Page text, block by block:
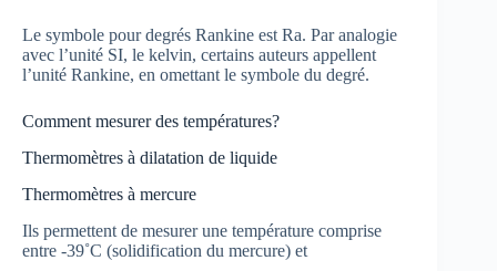
Le symbole pour degrés Rankine est Ra. Par analogie
avec l’unité SI, le kelvin, certains auteurs appellent
l’unité Rankine, en omettant le symbole du degré.
Comment mesurer des températures?
Thermomètres à dilatation de liquide
Thermomètres à mercure
Ils permettent de mesurer une température comprise
entre -39˚C (solidification du mercure) et